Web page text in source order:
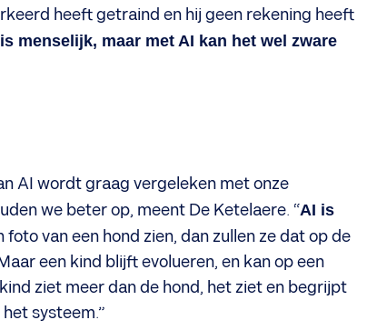
heeft getraind en hij geen rekening heeft
menselijk, maar met AI kan het wel zware
AI wordt graag vergeleken met onze
we beter op, meent De Ketelaere. “AI is
foto van een hond zien, dan zullen ze dat op de
een kind blijft evolueren, en kan op een
ziet meer dan de hond, het ziet en begrijpt
systeem.”